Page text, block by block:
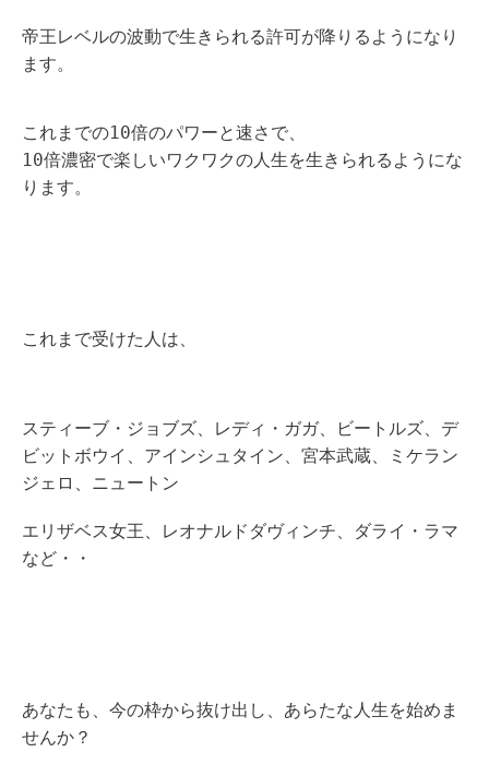
帝王レベルの波動で生きられる許可が降りるようになり
ます。
これまでの10倍のパワーと速さで、
10倍濃密で楽しいワクワクの人生を生きられるようにな
ります。
これまで受けた人は、
スティーブ・ジョブズ、レディ・ガガ、ビートルズ、デ
ビットボウイ、アインシュタイン、宮本武蔵、ミケラン
ジェロ、ニュートン
エリザベス女王、レオナルドダヴィンチ、ダライ・ラマ
など・・
あなたも、今の枠から抜け出し、あらたな人生を始めま
せんか？